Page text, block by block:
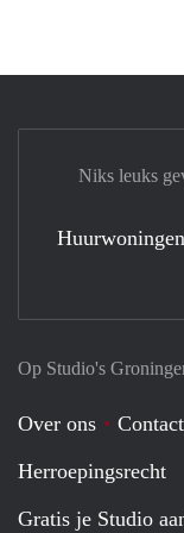
Op Studio's
Over ons Contact
Herroepingsrecht
Gratis je Studio
Niks leuks
Huurwoningen